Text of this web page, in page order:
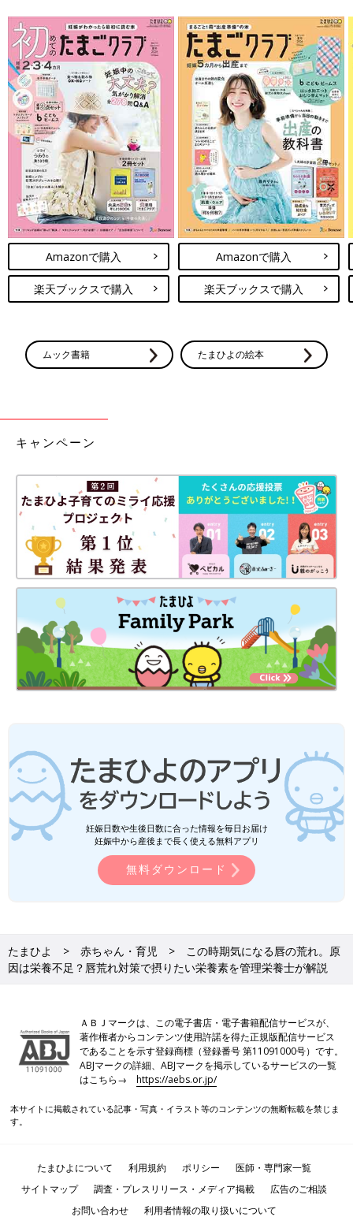
Amazonで購入
楽天ブックスで購入
Amazonで購入
楽天ブックスで購入
ムック書籍 たまひよの絵本
キャンペーン
妊娠日数や生後日数に合った情報を毎日お届け
妊娠中から産後まで長く使える無料アプリ
無料ダウンロード
たまひよ 赤ちゃん・育児
この時期気になる唇の荒れ。原
因は栄養不足？唇荒れ対策で摂りたい栄養素を管理栄養士が解説
ＡＢＪマークは、この電子書店・電子書籍配信サービスが、
著作権者からコンテンツ使用許諾を得た正規版配信サービス
であることを示す登録商標（登録番号 第11091000号）です。
ABJマークの詳細、ABJマークを掲示しているサービスの一覧
はこちら→https://aebs.or.jp/
本サイトに掲載されている記事・写真・イラスト等のコンテンツの無断転載を禁じま
す。
たまひよについて 利用規約 ポリシー
医師・専門家一覧
サイトマップ
調査・プレスリリース・メディア掲載
広告のご相談
お問い合わせ
利用者情報の取り扱いについて